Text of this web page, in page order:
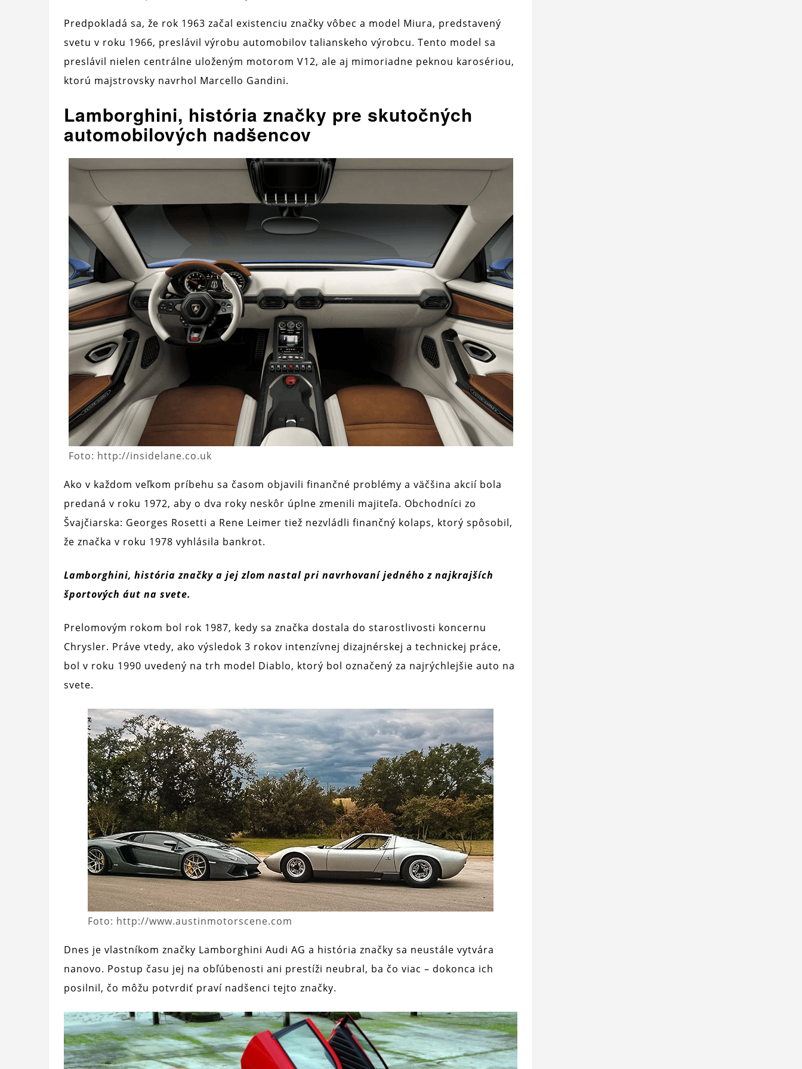
Predpokladá sa, že rok 1963 začal existenciu značky vôbec a model Miura, predstavený
svetu v roku 1966, preslávil výrobu automobilov talianskeho výrobcu. Tento model sa
preslávil nielen centrálne uloženým motorom V12, ale aj mimoriadne peknou karosériou,
ktorú majstrovsky navrhol Marcello Gandini.
Lamborghini, história značky pre skutočných
automobilových nadšencov
Foto: http://insidelane.co.uk
Ako v každom veľkom príbehu sa časom objavili finančné problémy a väčšina akcií bola
predaná v roku 1972, aby o dva roky neskôr úplne zmenili majiteľa. Obchodníci zo
Švajčiarska: Georges Rosetti a Rene Leimer tiež nezvládli finančný kolaps, ktorý spôsobil,
že značka v roku 1978 vyhlásila bankrot.
Lamborghini, história značky a jej zlom nastal pri navrhovaní jedného z najkrajších
športových áut na svete.
Prelomovým rokom bol rok 1987, kedy sa značka dostala do starostlivosti koncernu
Chrysler. Práve vtedy, ako výsledok 3 rokov intenzívnej dizajnérskej a technickej práce,
bol v roku 1990 uvedený na trh model Diablo, ktorý bol označený za najrýchlejšie auto na
svete.
Foto: http://www.austinmotorscene.com
Dnes je vlastníkom značky Lamborghini Audi AG a história značky sa neustále vytvára
nanovo. Postup času jej na obľúbenosti ani prestíži neubral, ba čo viac – dokonca ich
posilnil, čo môžu potvrdiť praví nadšenci tejto značky.